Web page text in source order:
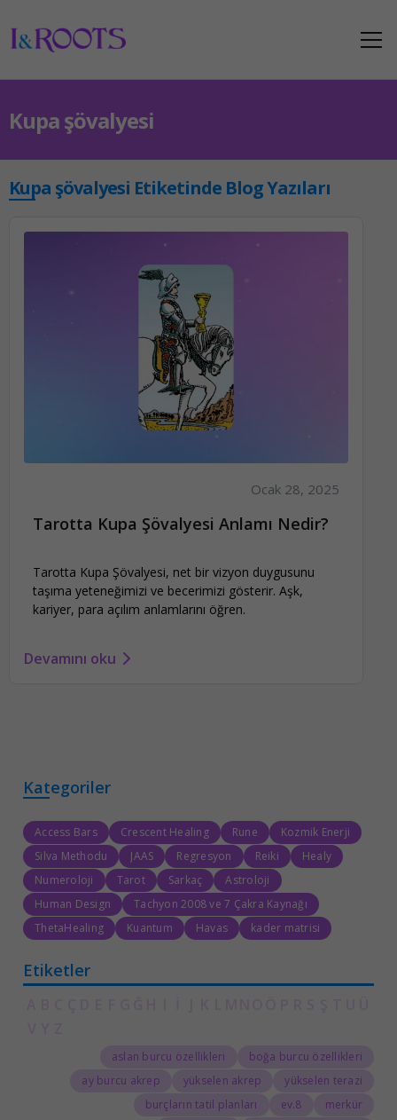
Kupa şövalyesi
Kupa şövalyesi Etiketinde Blog Yazıları
Ocak 28, 2025
Tarotta Kupa Şövalyesi Anlamı Nedir?
Tarotta Kupa Şövalyesi, net bir vizyon duygusunu
taşıma yeteneğimizi ve becerimizi gösterir. Aşk,
kariyer, para açılım anlamlarını öğren.
Devamını oku
Kategoriler
Access Bars Crescent Healing Rune
Kozmik Enerji
Silva Methodu
JAAS Regresyon Reiki
Healy
Numeroloji
Tarot Sarkaç
Astroloji
Human Design
Tachyon 2008 ve 7 Çakra Kaynağı
ThetaHealing
Kuantum Havas kader matrisi
Etiketler
boğa burcu özellikleri
aslan burcu özellikleri
yükselen terazi
yükselen akrep
ay burcu akrep
merkür
8.ev
burçların tatil planları